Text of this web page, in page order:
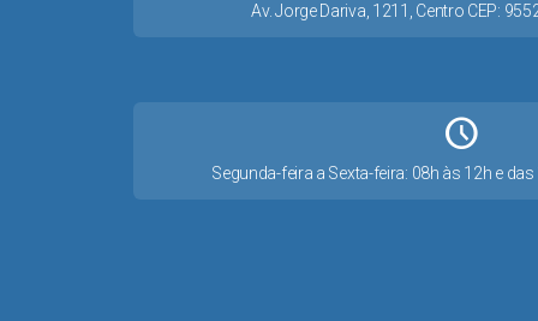
Av. Jorge Dariva, 1211, Centro CEP:
Schedule
Segunda-feira a Sexta-feira: 08h às 12h e